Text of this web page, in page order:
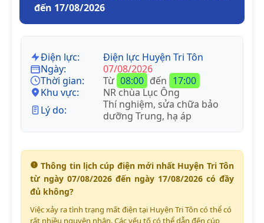
đến 17/08/2026
Điện lực:
Điện lực Huyện Tri Tôn
Ngày:
07/08/2026
Thời gian:
Từ 08:00 đến 17:00
Khu vực:
NR chùa Lục Ông
Lý do:
Thí nghiệm, sửa chữa bảo
dưỡng Trung, hạ áp
Thông tin lịch cúp điện mới nhất Huyện Tri Tôn
từ ngày 07/08/2026 đến ngày 17/08/2026 có đầy
đủ không?
Việc xảy ra tình trạng mất điện tại Huyện Tri Tôn có thể có
rất nhiều nguyên nhân. Các yếu tố có thể dẫn đến cúp